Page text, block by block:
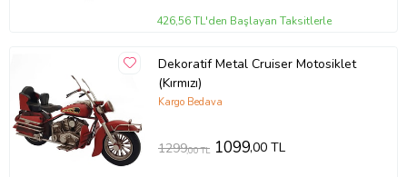
426,56 TL'den Başlayan Taksitlerle
Dekoratif Metal Cruiser Motosiklet
(Kırmızı)
Kargo Bedava
1299,00 TL 1099,00 TL